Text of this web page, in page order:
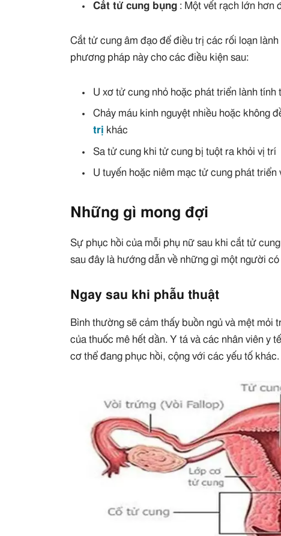
Cắt tử cung bụng : Một vết rạch lớn hơn
Cắt tử cung âm đạo để điều trị các rối loạn
phương pháp này cho các điều kiện sau:
U xơ tử cung nhỏ hoặc phát triển lành tính
Chảy máu kinh nguyệt nhiều hoặc không
trị khác
Sa tử cung khi tử cung bị tuột ra khỏi vị trí
U tuyến hoặc niêm mạc tử cung phát
Những gì mong đợi
Sự phục hồi của mỗi phụ nữ sau khi cắt tử
sau đây là hướng dẫn về những gì một người
Ngay sau khi phẫu thuật
Bình thường sẽ cảm thấy buồn ngủ và mệt mỏi
của thuốc mê hết dần. Y tá và các nhân viên y
cơ thể đang phục hồi, cộng với các yếu tố khác.